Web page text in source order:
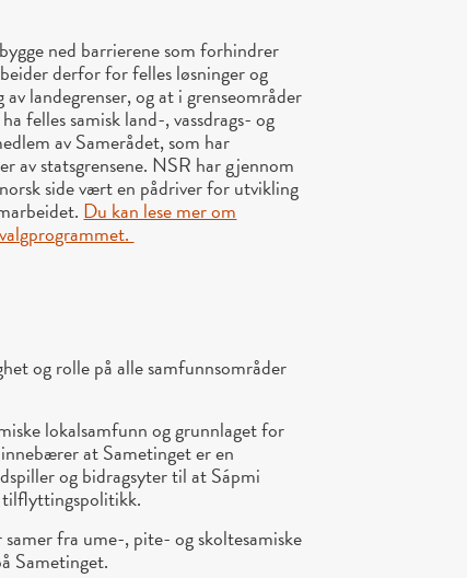
ned barrierene som forhindrer
derfor for felles løsninger og
landegrenser, og at i grenseområder
felles samisk land-, vassdrags- og
av Samerådet, som har
av statsgrensene. NSR har gjennom
side vært en pådriver for utvikling
Du kan lese mer om
og rolle på alle samfunnsområder
lokalsamfunn og grunnlaget for
at Sametinget er en
og bidragsyter til at Sápmi
tilflyttingspolitikk.
fra ume-, pite- og skoltesamiske
Sametinget.